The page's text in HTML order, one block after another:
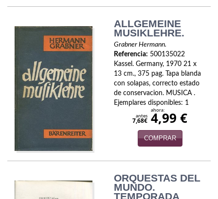
Derecho
Discos deVinilo. LP
Divulgación científica
DVD
Economía
Ensayo
ALLGEMEINE
MUSIKLEHRE.
Grabner Hermann.
Referencia: 500135022
Kassel. Germany, 1970 21 x
13 cm., 375 pag. Tapa blanda
con solapas, correcto estado
de conservacion. MUSICA .
Ejemplares disponibles: 1
antes
7,68€
ahora:
4,99 €
COMPRAR
ORQUESTAS DEL
MUNDO.
TEMPORADA